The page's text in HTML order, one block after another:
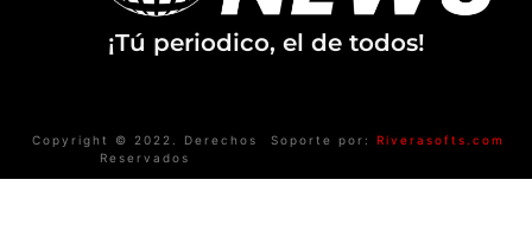
¡Tú periodico, el de todos!
Copyright © 2022. Derechos
Reservados
Soporte por: Riverasofts.com